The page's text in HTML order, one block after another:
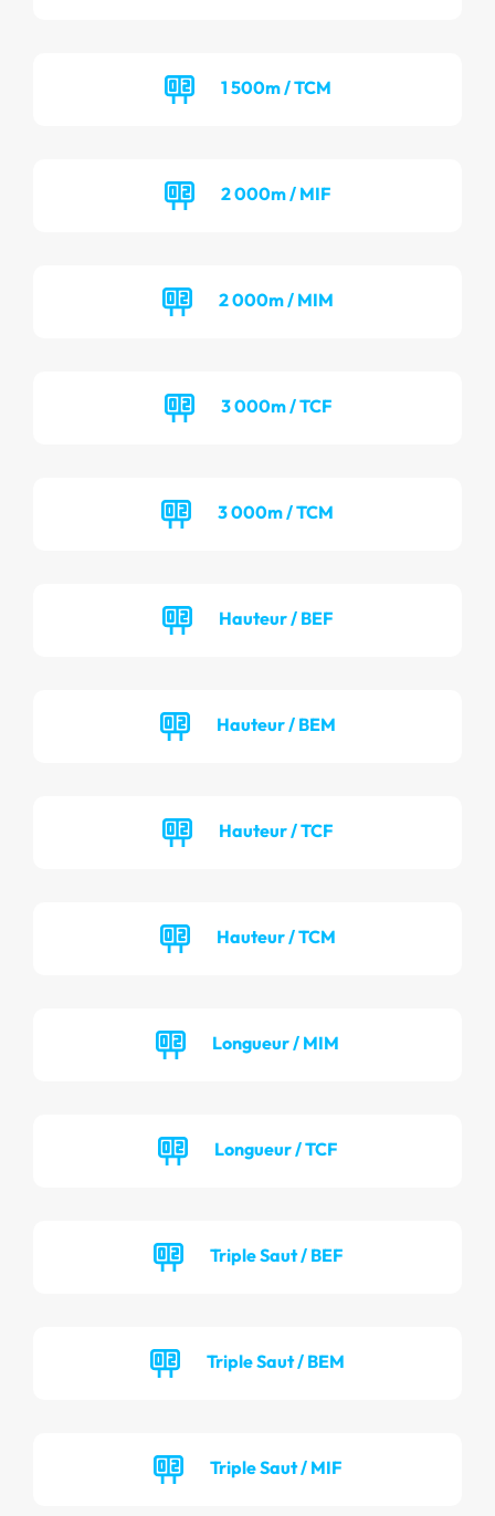
1 500m / TCM
2 000m / MIF
2 000m / MIM
3 000m / TCF
3 000m / TCM
Hauteur / BEF
Hauteur / BEM
Hauteur / TCF
Hauteur / TCM
Longueur / MIM
Longueur / TCF
Triple Saut / BEF
Triple Saut / BEM
Triple Saut / MIF